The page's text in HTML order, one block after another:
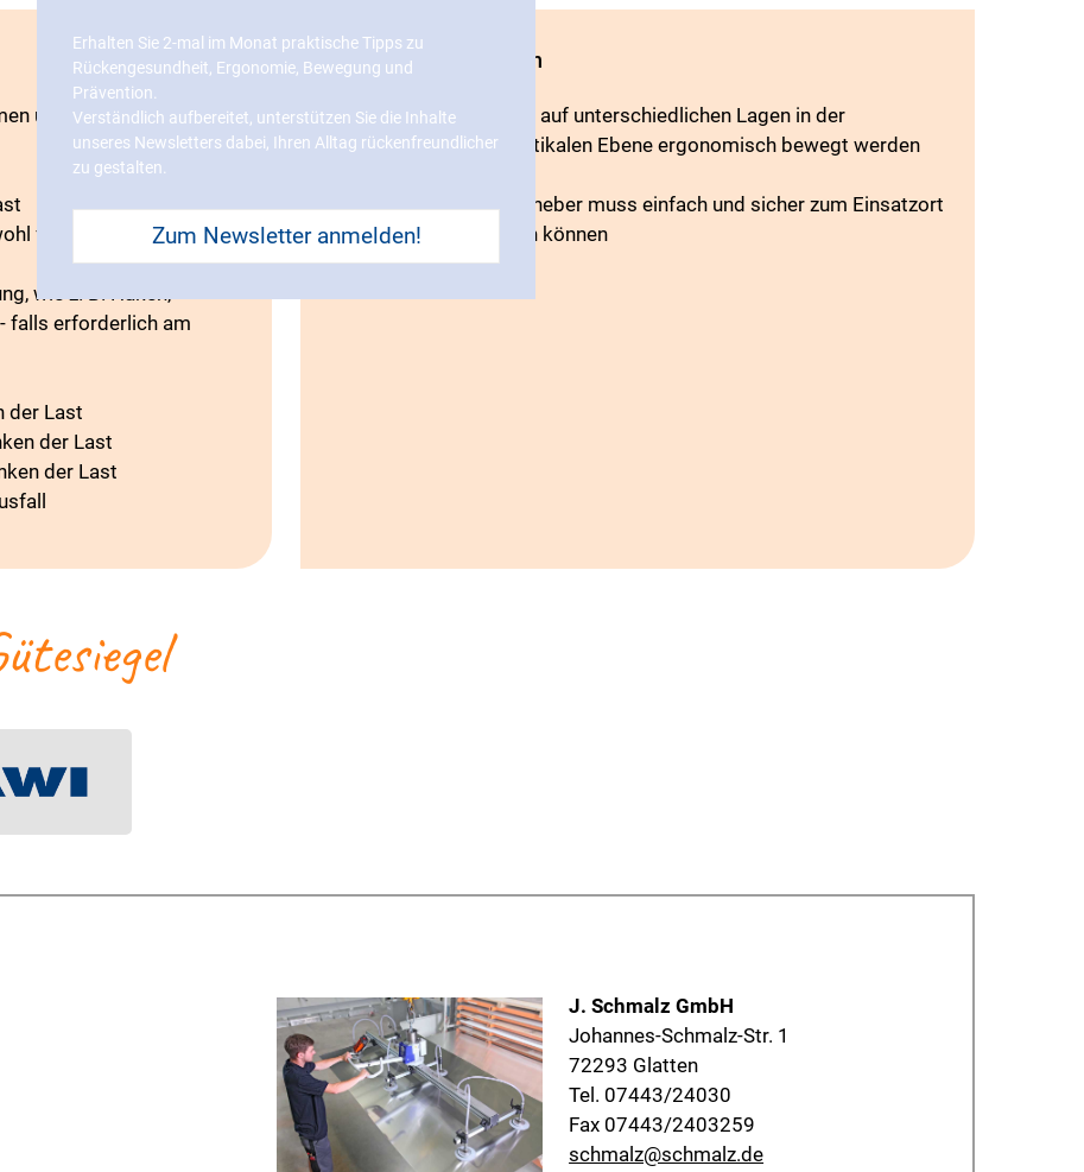
und Gewichte
für Links und
wie z. B. Haken,
falls erforderlich am
der Last
der Last
der Last
Mindestanforderungen
Werkstücke müssen auf unterschiedlichen Lagen in der
horizontalen und vertikalen Ebene ergonomisch bewegt werden
Ein mobiler Vakuumheber muss einfach und sicher zum Einsatzort
transportiert werden können
J. Schmalz GmbH
Johannes-Schmalz-Str. 1
72293 Glatten
Tel. 07443/24030
Fax 07443/2403259
schmalz@schmalz.de
Erhalten Sie 2-mal im Monat praktische Tipps zu
Rückengesundheit, Ergonomie, Bewegung und
Prävention.
Verständlich aufbereitet, unterstützen Sie die Inhalte
unseres Newsletters dabei, Ihren Alltag rückenfreundlicher
zu gestalten.
Zum Newsletter anmelden!